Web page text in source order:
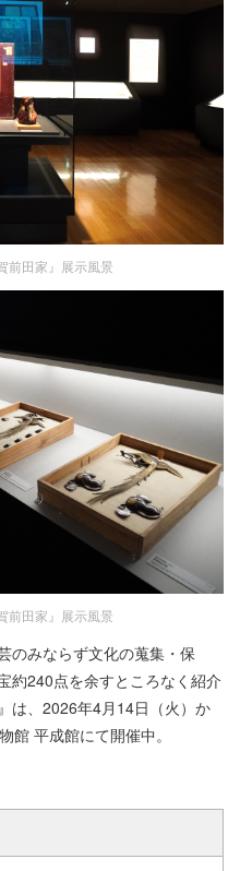
前田家』展示風景
前田家』展示風景
のみならず文化の蒐集・保
約240点を余すところなく紹介
は、2026年4月14日（火）か
館 平成館にて開催中。